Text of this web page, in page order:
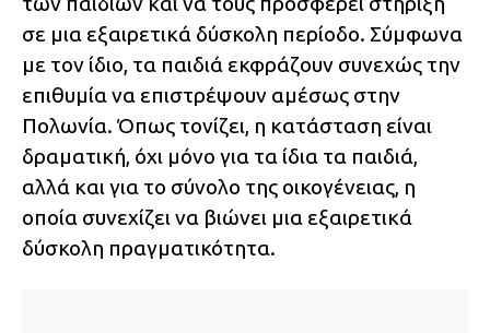
σε μια εξαιρετικά δύσκολη περίοδο. Σύμφωνα
με τον ίδιο, τα παιδιά εκφράζουν συνεχώς την
επιθυμία να επιστρέψουν αμέσως στην
Πολωνία. Όπως τονίζει, η κατάσταση είναι
δραματική, όχι μόνο για τα ίδια τα παιδιά,
αλλά και για το σύνολο της οικογένειας, η
οποία συνεχίζει να βιώνει μια εξαιρετικά
δύσκολη πραγματικότητα.